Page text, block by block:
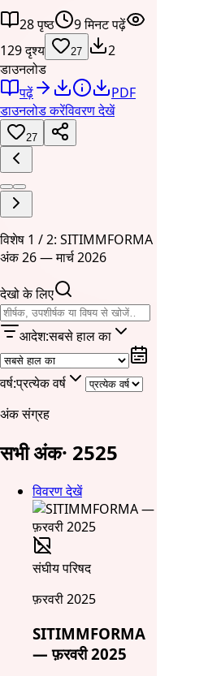
28 पृष्ठ
9 मिनट पढ़ें
129 दृश्य
27
2
डाउनलोड
पढ़ें
PDF
डाउनलोड करेंविवरण देखें
27
विशेष 1 / 2: SITIMMFORMA
अंक 26 — मार्च 2026
देखो के लिए
आदेश:सबसे हाल का
वर्ष:प्रत्येक वर्ष
अंक संग्रह
सभी अंक· 2525
विवरण देखें
संघीय परिषद
फ़रवरी 2025
SITIMMFORMA
— फ़रवरी 2025